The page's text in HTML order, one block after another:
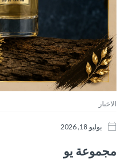
الاخبار
يوليو 18, 2026
مجموعة يو